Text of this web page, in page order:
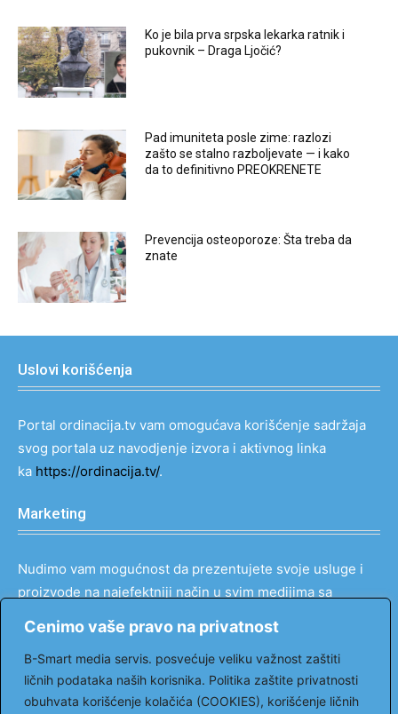
Cenimo vaše pravo na privatnost
B-Smart media servis. posvećuje veliku važnost zaštiti
ličnih podataka naših korisnika. Politika zaštite privatnosti
obuhvata korišćenje kolačića (COOKIES), korišćenje ličnih
Ko je bila prva srpska lekarka ratnik i
pukovnik – Draga Ljočić?
Pad imuniteta posle zime: razlozi
zašto se stalno razboljevate — i kako
da to definitivno PREOKRENETE
Prevencija osteoporoze: Šta treba da
znate
Uslovi korišćenja
Portal ordinacija.tv vam omogućava korišćenje sadržaja
svog portala uz navodjenje izvora i aktivnog linka
ka https://ordinacija.tv/.
Marketing
Nudimo vam mogućnost da prezentujete svoje usluge i
proizvode na najefektniji način u svim medijima sa
Kontakt: tel: 069 121 00 66
email:markovic@ordinacija.tv
Pratite nas